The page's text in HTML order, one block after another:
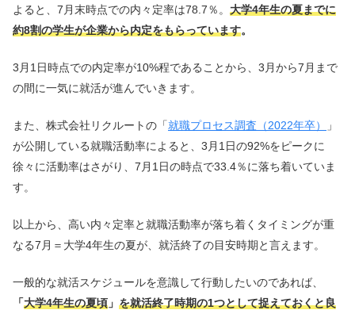
よると、7月末時点での内々定率は78.7％。 大学4年生の夏までに
約8割の学生が企業から内定をもらっています。
3月1日時点での内定率が10%程であることから、3月から7月まで
の間に一気に就活が進んでいきます。
また、株式会社リクルートの「就職プロセス調査（2022年卒）
」
が公開している就職活動率によると、3月1日の92%をピークに
徐々に活動率はさがり、7月1日の時点で33.4％に落ち着いていま
す。
以上から、高い内々定率と就職活動率が落ち着くタイミングが重
なる7月＝大学4年生の夏が、就活終了の目安時期と言えます。
一般的な就活スケジュールを意識して行動したいのであれば、
「大学4年生の夏頃 」 を就活終了時期の1つとして捉えておくと良